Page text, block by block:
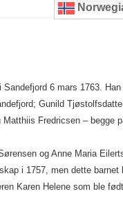
6 mars 1763.
Gunild
Fredricsen – begge
og Anne Maria
i 1757, men dette barnet
Karen Helene som ble